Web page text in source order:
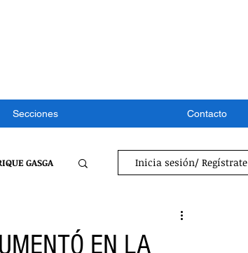
Secciones Contacto
GASGA Inicia sesión/ Regístrate
EN LA